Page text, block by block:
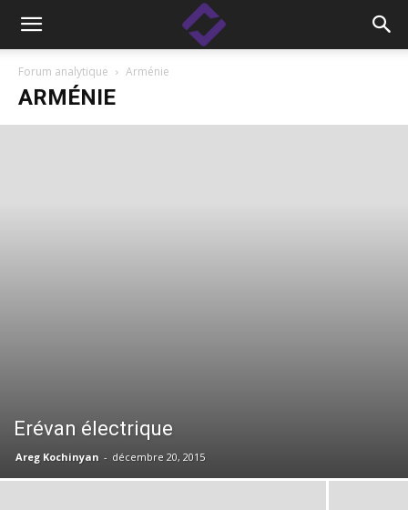
Forum analytique Arménie
ARMÉNIE
Erévan électrique
Areg Kochinyan - décembre 20, 2015